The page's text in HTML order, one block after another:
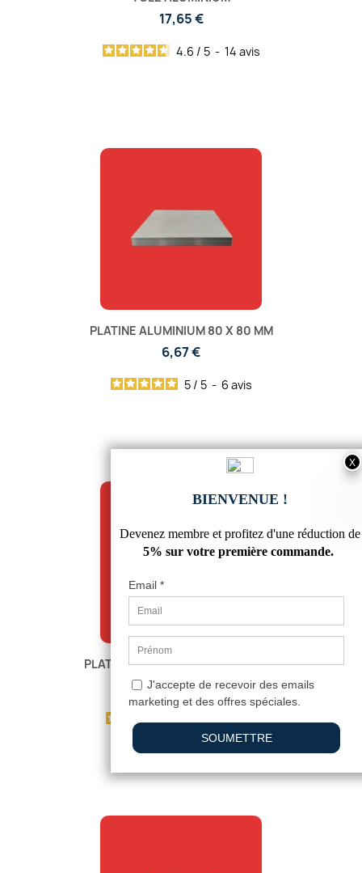
17,65 €
4.6 / 5 - 14 avis
PLATINE ALUMINIUM 80 X 80 MM
6,67 €
5 / 5 - 6 avis
PLATINE ALUMINIUM 100 X 100 MM
14,16 €